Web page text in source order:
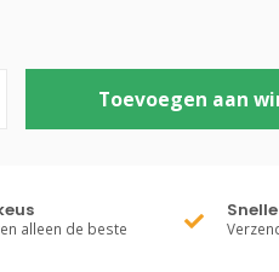
Toevoegen aan
alleen de beste